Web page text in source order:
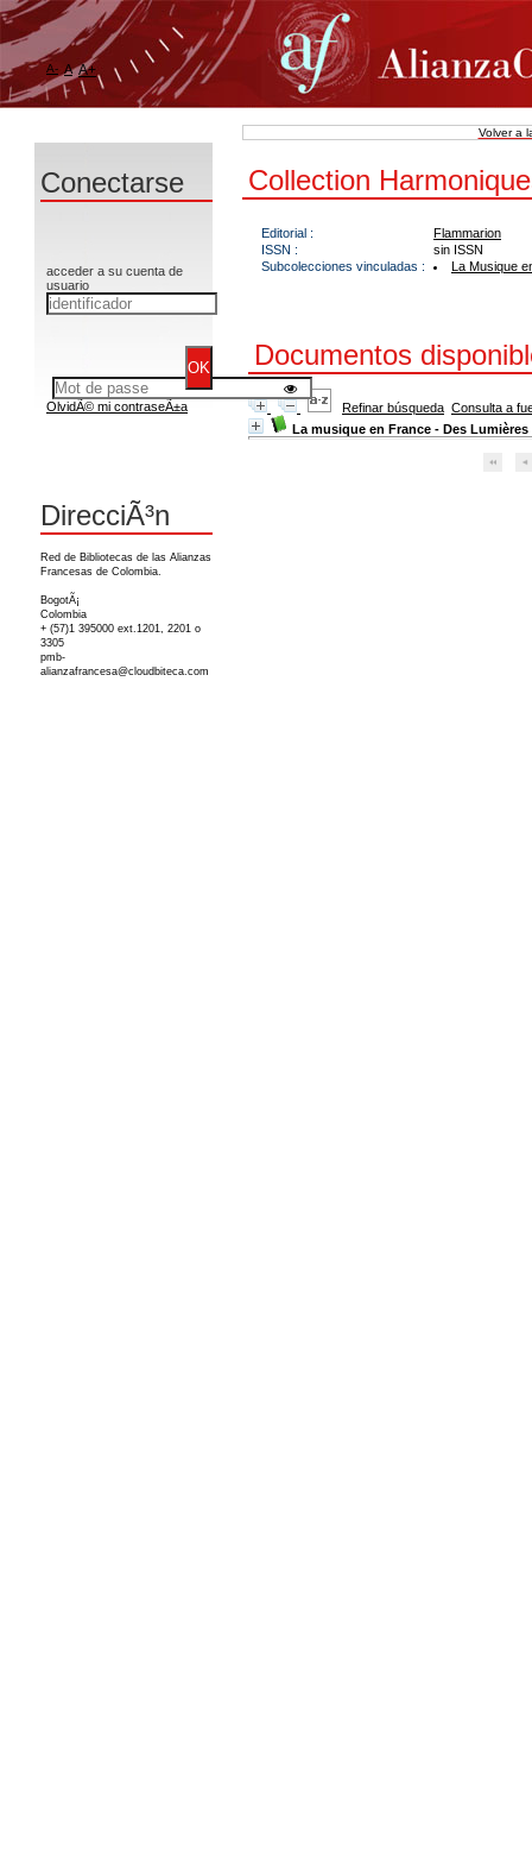
Volver a
Collection
Editorial :
Flammarion
ISSN :
sin ISSN
Subcolecciones vinculadas :
La Musique
Documentos
Refinar búsqueda Consulta a
La musique en France - Des
A- A A+
Conectarse
acceder a su cuenta de
usuario
OlvidÃ© mi contraseÃ±a
DirecciÃ³n
Red de Bibliotecas de las Alianzas
Francesas de Colombia.
BogotÃ¡
Colombia
+ (57)1 395000 ext.1201, 2201 o
3305
pmb-
alianzafrancesa@cloudbiteca.com